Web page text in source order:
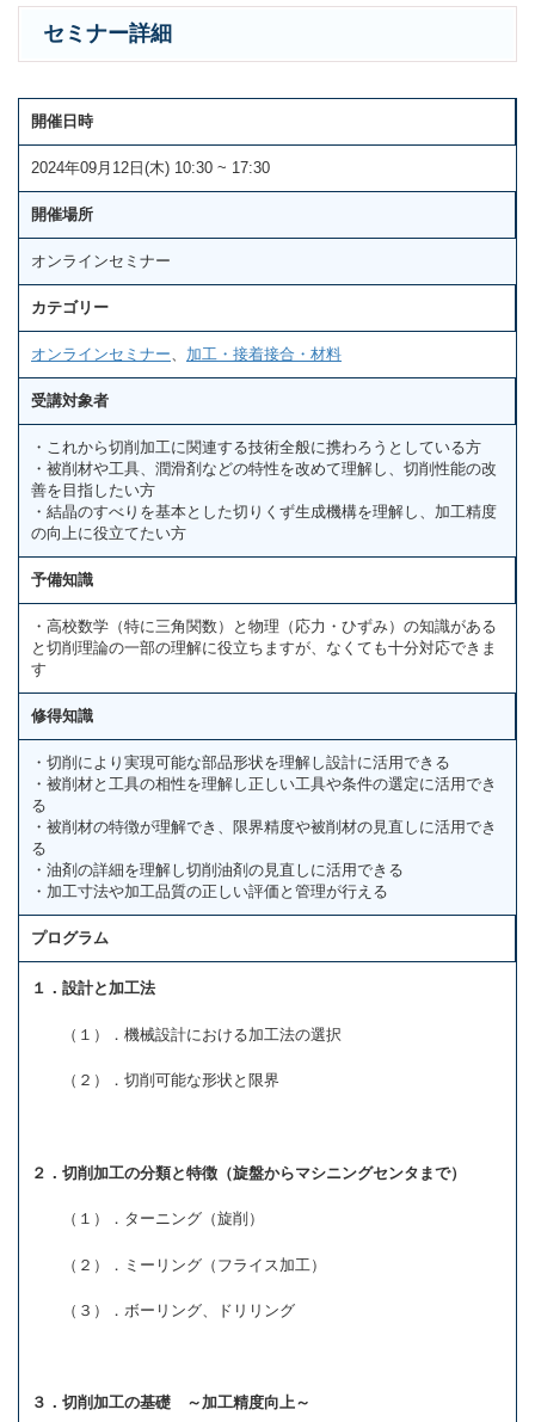
セミナー詳細
開催日時
2024年09月12日(木) 10:30 ~ 17:30
開催場所
オンラインセミナー
カテゴリー
オンラインセミナー、 加工・接着接合・材料
受講対象者
・これから切削加工に関連する技術全般に携わろうとしている方
・被削材や工具、潤滑剤などの特性を改めて理解し、切削性能の改
善を目指したい方
・結晶のすべりを基本とした切りくず生成機構を理解し、加工精度
の向上に役立てたい方
予備知識
・高校数学（特に三角関数）と物理（応力・ひずみ）の知識がある
と切削理論の一部の理解に役立ちますが、なくても十分対応できま
す
修得知識
・切削により実現可能な部品形状を理解し設計に活用できる
・被削材と工具の相性を理解し正しい工具や条件の選定に活用でき
る
・被削材の特徴が理解でき、限界精度や被削材の見直しに活用でき
る
・油剤の詳細を理解し切削油剤の見直しに活用できる
・加工寸法や加工品質の正しい評価と管理が行える
プログラム
１．設計と加工法
（１）．機械設計における加工法の選択
（２）．切削可能な形状と限界
２．切削加工の分類と特徴（旋盤からマシニングセンタまで）
（１）．ターニング（旋削）
（２）．ミーリング（フライス加工）
（３）．ボーリング、ドリリング
３．切削加工の基礎 ～加工精度向上～